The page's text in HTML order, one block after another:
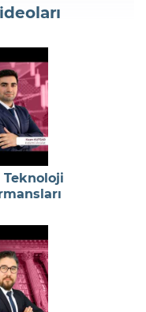
Teknoloji